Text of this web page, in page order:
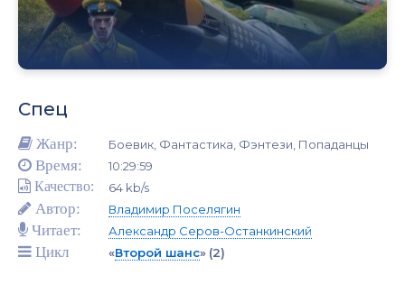
Спец
Жанр: Боевик, Фантастика, Фэнтези, Попаданцы
Время: 10:29:59
Качество: 64 kb/s
Автор: Владимир Поселягин
Читает: Александр Серов-Останкинский
Цикл «Второй шанс» (2)